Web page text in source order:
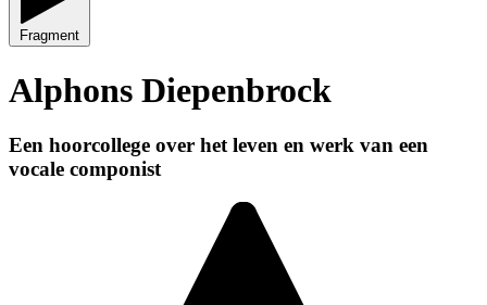
Fragment
Alphons Diepenbrock
Een hoorcollege over het leven en werk van een
vocale componist